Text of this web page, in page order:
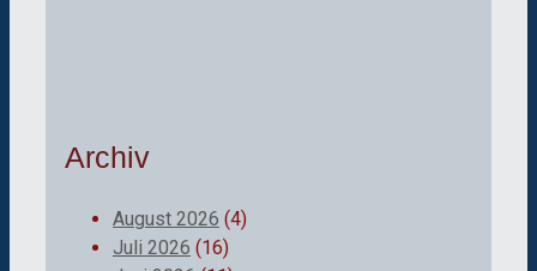
Archiv
August 2026 (4)
Juli 2026 (16)